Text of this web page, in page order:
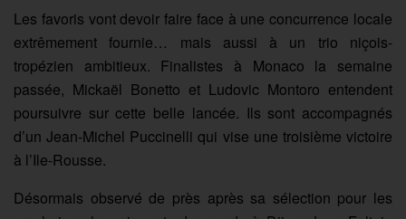
Les favoris vont devoir faire face à une concurrence locale
extrêmement fournie… mais aussi à un trio niçois-
tropézien ambitieux. Finalistes à Monaco la semaine
passée, Mickaël Bonetto et Ludovic Montoro entendent
poursuivre sur cette belle lancée. Ils sont accompagnés
d’un Jean-Michel Puccinelli qui vise une troisième victoire
à l’Ile-Rousse.
Désormais observé de près après sa sélection pour les